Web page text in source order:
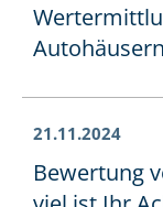
Autohäusern
21.11.2024
Bewertung